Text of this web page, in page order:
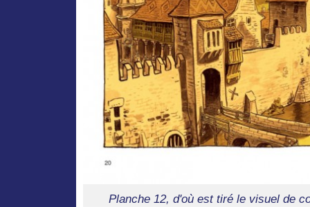
Planche 12, d'où est tiré le visuel de